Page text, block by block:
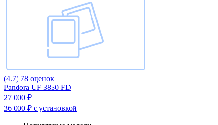
(4.7) 78 оценок
Pandora UF 3830 FD
27 000 ₽
36 000 ₽ с установкой